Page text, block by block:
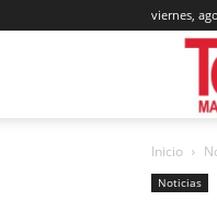
viernes,
Inicio
Noticias